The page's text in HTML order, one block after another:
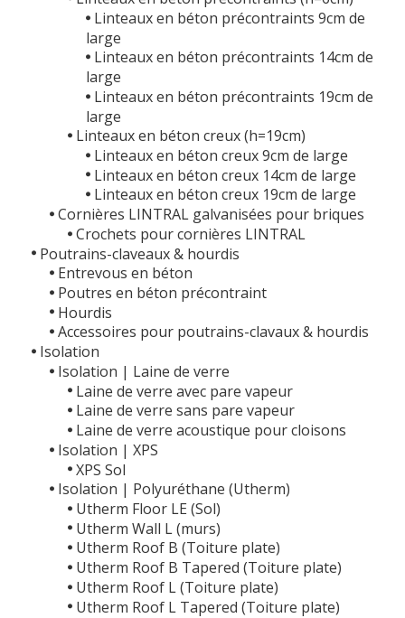
Linteaux en béton précontraints 9cm de
large
Linteaux en béton précontraints 14cm de
large
Linteaux en béton précontraints 19cm de
large
Linteaux en béton creux (h=19cm)
Linteaux en béton creux 9cm de large
Linteaux en béton creux 14cm de large
Linteaux en béton creux 19cm de large
Cornières LINTRAL galvanisées pour briques
Crochets pour cornières LINTRAL
Poutrains-claveaux & hourdis
Entrevous en béton
Poutres en béton précontraint
Hourdis
Accessoires pour poutrains-clavaux & hourdis
Isolation
Isolation | Laine de verre
Laine de verre avec pare vapeur
Laine de verre sans pare vapeur
Laine de verre acoustique pour cloisons
Isolation | XPS
XPS Sol
Isolation | Polyuréthane (Utherm)
Utherm Floor LE (Sol)
Utherm Wall L (murs)
Utherm Roof B (Toiture plate)
Utherm Roof B Tapered (Toiture plate)
Utherm Roof L (Toiture plate)
Utherm Roof L Tapered (Toiture plate)